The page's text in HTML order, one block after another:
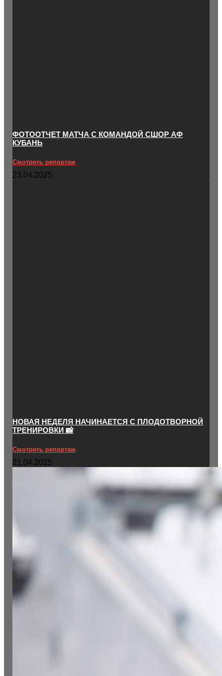
ФОТООТЧЕТ МАТЧА С КОМАНДОЙ СШОР АФ
КУБАНЬ
Смотреть репортаж
23.04.2025
НОВАЯ НЕДЕЛЯ НАЧИНАЕТСЯ С ПЛОДОТВОРНОЙ
ТРЕНИРОВКИ 📸
Смотреть репортаж
21.04.2025